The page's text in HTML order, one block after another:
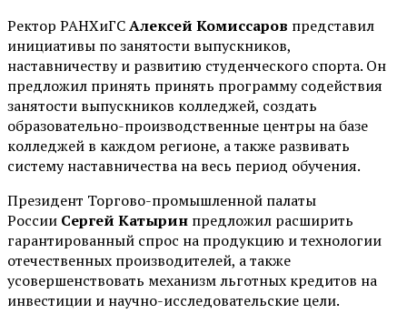
Ректор РАНХиГСАлексей Комиссаров представил
инициативы по занятости выпускников,
наставничеству и развитию студенческого спорта. Он
предложил принять принять программу содействия
занятости выпускников колледжей, создать
образовательно-производственные центры на базе
колледжей в каждом регионе, а также развивать
систему наставничества на весь период обучения.
Президент Торгово-промышленной палаты
России Сергей Катырин предложил расширить
гарантированный спрос на продукцию и технологии
отечественных производителей, а также
усовершенствовать механизм льготных кредитов на
инвестиции и научно-исследовательские цели.